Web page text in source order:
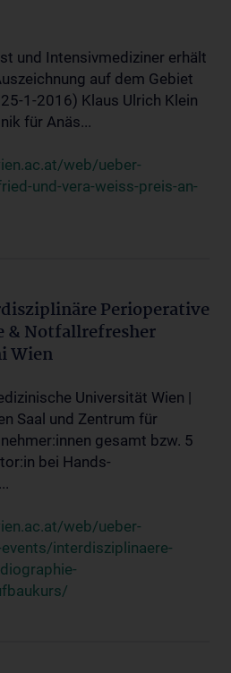
und Intensivmediziner erhält
auf dem Gebiet
1-2016) Klaus Ulrich Klein
für Anäs...
web/ueber-
und-vera-weiss-preis-an-
Perioperative
& Notfallrefresher
Wien
Universität Wien |
Saal und Zentrum für
gesamt bzw. 5
bei Hands-
web/ueber-
interdisziplinaere-